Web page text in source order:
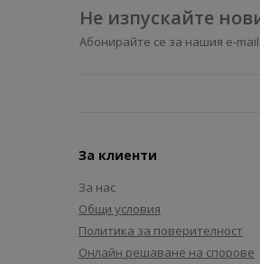
Не изпускайте
Абонирайте се за нашия e-
За клиенти
За нас
Общи условия
Политика за поверителност
Онлайн решаване на спорове